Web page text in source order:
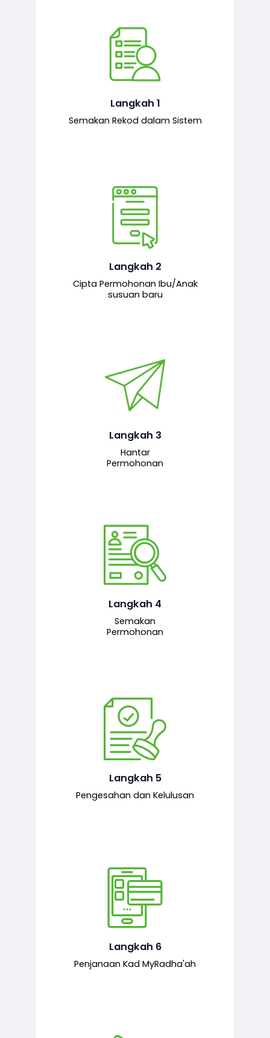
Langkah 1
Semakan Rekod dalam Sistem
Semakan ke atas sejarah permohonan
yang pernah dibuat oleh pemohon,
Langkah 2
Cipta Permohonan Ibu/Anak
susuan baru
Pemohon mengisi borang
permohonan bagi pendaftaran
baharu melalui sistem.
Langkah 3
Hantar
Permohonan
Permohonan yang lengkap dihantar
untuk proses semakan dan
bertanggungjawab.
Langkah 4
Semakan
Permohonan
Pegawai penyemak menyemak
maklumat yang dikemukakan. Jika
semua maklumat adalah lengkap dan
kepada pegawai pelulus untuk
tindakan seterusnya.
Langkah 5
Pengesahan dan Kelulusan
Pegawai pelulus menilai permohonan
dan memberi pengesahan serta
kelulusan akhir sekiranya semuanya
mematuhi syarat ditetapkan.
Langkah 6
Penjanaan Kad MyRadha'ah
Setelah permohonan diluluskan, kad
MyRadha’ah akan dijana.